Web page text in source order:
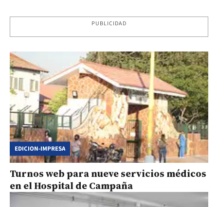
PUBLICIDAD
EDICION-IMPRESA
Turnos web para nueve servicios médicos
en el Hospital de Campaña